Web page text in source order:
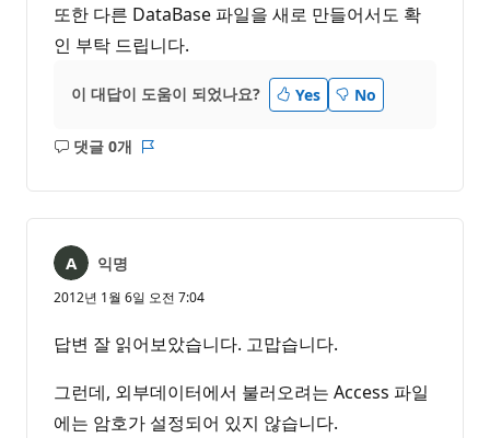
또한 다른 DataBase 파일을 새로 만들어서도 확
인 부탁 드립니다.
이 대답이 도움이 되었나요? Yes No
댓글 0개
설
음
익명
2012년 1월 6일 오전 7:04
답변 잘 읽어보았습니다. 고맙습니다.
그런데, 외부데이터에서 불러오려는 Access 파일
에는 암호가 설정되어 있지 않습니다.